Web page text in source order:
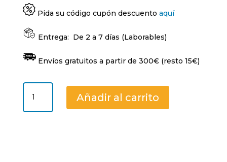
Pida su código cupón descuento aquí
Entrega: De 2 a 7 días (Laborables)
Envíos gratuitos a partir de 300€ (resto 15€)
Bolsa
filtración
Añadir al carrito